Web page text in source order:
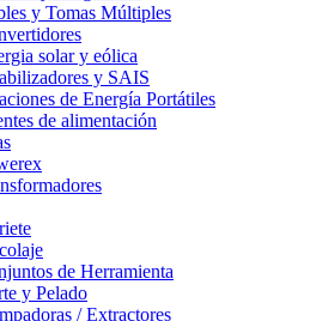
y Tomas Múltiples
solar y eólica
y SAIS
de Energía Portátiles
de alimentación
de Herramienta
y Pelado
/ Extractores